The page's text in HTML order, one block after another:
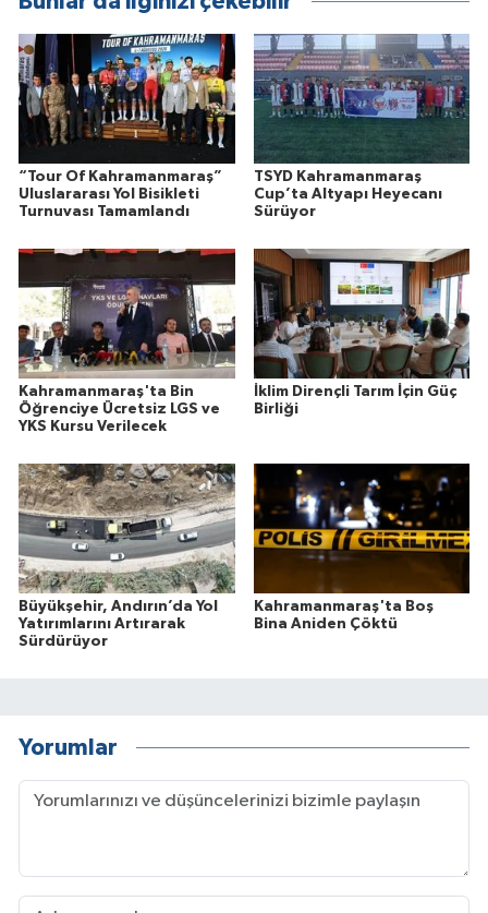
“Tour Of Kahramanmaraş”
Uluslararası Yol Bisikleti
Turnuvası Tamamlandı
TSYD Kahramanmaraş
Cup’ta Altyapı Heyecanı
Sürüyor
Kahramanmaraş'ta Bin
Öğrenciye Ücretsiz LGS ve
YKS Kursu Verilecek
İklim Dirençli Tarım İçin Güç
Birliği
Büyükşehir, Andırın’da Yol
Yatırımlarını Artırarak
Sürdürüyor
Kahramanmaraş'ta Boş
Bina Aniden Çöktü
Yorumlar